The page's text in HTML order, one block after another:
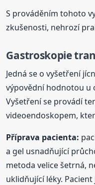
S prováděním tohoto
zkušenosti, nehrozí
Gastroskopie
Jedná se o vyšetření
výpovědní hodnotou u
Vyšetření se provádí
videoendoskopem,
Příprava pacienta:
a gel usnadňující
metoda velice šetrná,
uklidňující léky.